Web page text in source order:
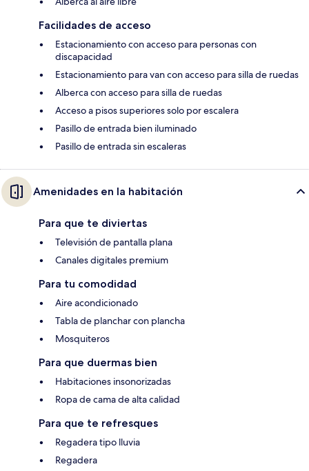
Facilidades de acceso
Estacionamiento con acceso para personas con
discapacidad
Estacionamiento para van con acceso para silla de ruedas
Alberca con acceso para silla de ruedas
Acceso a pisos superiores solo por escalera
Pasillo de entrada bien iluminado
Pasillo de entrada sin escaleras
Amenidades en la habitación
Para que te diviertas
Televisión de pantalla plana
Canales digitales premium
Para tu comodidad
Aire acondicionado
Tabla de planchar con plancha
Mosquiteros
Para que duermas bien
Habitaciones insonorizadas
Ropa de cama de alta calidad
Para que te refresques
Regadera tipo lluvia
Regadera